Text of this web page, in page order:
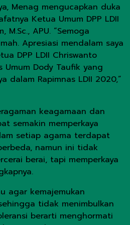
Menag mengucapkan duka
Ketua Umum DPP LDII
M.Sc., APU. “Semoga
Apresiasi mendalam saya
DPP LDII Chriswanto
Umum Dody Taufik yang
dalam Rapimnas LDII 2020,”
keagamaan dan
semakin memperkaya
setiap agama terdapat
namun ini tidak
berai, tapi memperkaya
agar kemajemukan
tidak menimbulkan
berarti menghormati